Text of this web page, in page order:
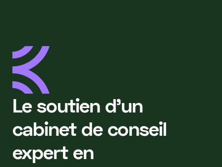
Le soutien d’un
cabinet de conseil
expert en